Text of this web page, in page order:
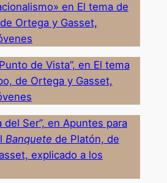
en El tema de
Ortega y Gasset,
de Vista”, en El tema
de Ortega y Gasset,
del Ser”, en Apuntes para
Banquete de Platón, de
explicado a los